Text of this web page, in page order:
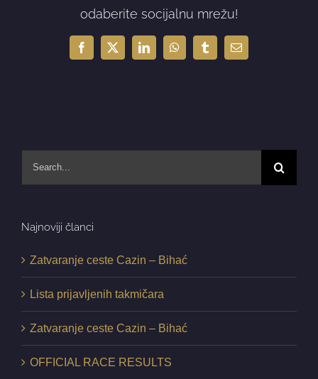
odaberite socijalnu mrežu!
Facebook
X LinkedInWhatsAppTumblrEmail
Najnoviji članci
Zatvaranje ceste Cazin – Bihać
Lista prijavljenih takmičara
Zatvaranje ceste Cazin – Bihać
OFFICIAL RACE RESULTS